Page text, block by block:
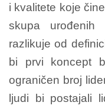
i kvalitete koje
skupa
razlikuje od
bi prvi koncept
ograničen broj
ljudi bi postajali